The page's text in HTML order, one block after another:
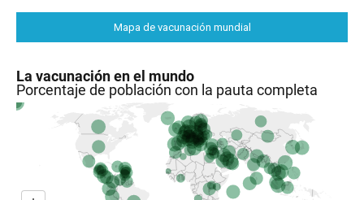
Mapa de vacunación mundial